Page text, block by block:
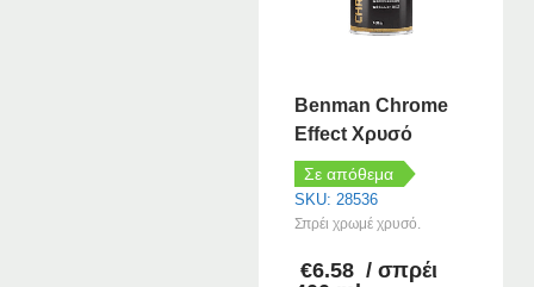
Benman Chrome
Effect Χρυσό
Σε απόθεμα
SKU: 28536
Σπρέι χρωμέ χρυσό.
€6.58 / σπρέι